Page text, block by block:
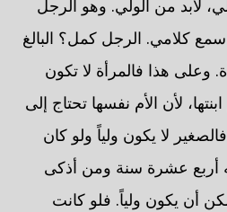
لابد من الولي. وهو الرجل
كلامي. الرجل كمل؟ البالغ
وعلى هذا فالمرأة لا تكون
لأن الأم نفسها تحتاج إلى
لا يكون ولياً ولو كان
أربع عشرة سنة ومن أذكى
أن يكون ولياً. فلو كانت